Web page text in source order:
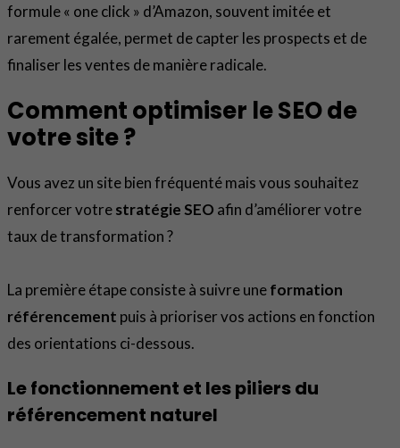
formule « one click » d’Amazon, souvent imitée et
rarement égalée, permet de capter les prospects et de
finaliser les ventes de manière radicale.
Comment optimiser le SEO de
votre site ?
Vous avez un site bien fréquenté mais vous souhaitez
renforcer votrestratégie SEO afin d’améliorer votre
taux de transformation ?
La première étape consiste à suivre uneformation
référencement puis à prioriser vos actions en fonction
des orientations ci-dessous.
Le fonctionnement et les piliers du
référencement naturel